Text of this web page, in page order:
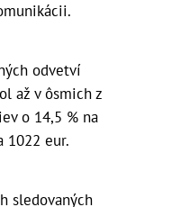
odvetví
až v ôsmich z
o 14,5 % na
1022 eur.
sledovaných